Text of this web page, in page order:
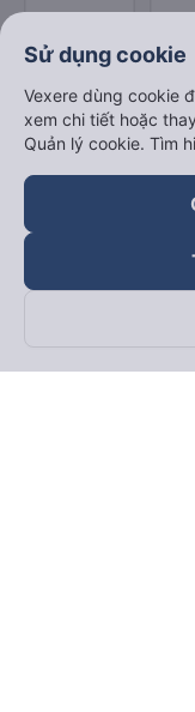
Theo dõi chúng
Sử dụng cookie
Vexere dùng cookie
xem chi tiết hoặc
Quản lý cookie. Tìm